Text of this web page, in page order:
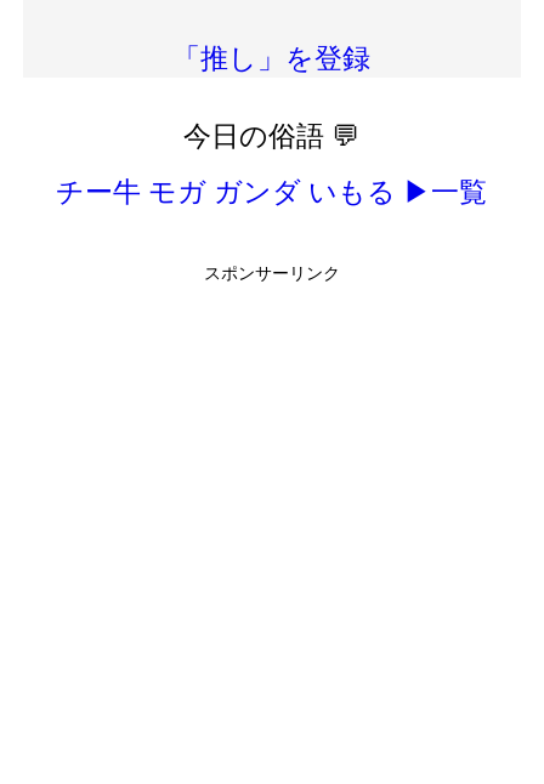
「推し」を登録
今日の俗語 💬
チー牛 モガ ガンダ いもる ▶一覧
スポンサーリンク